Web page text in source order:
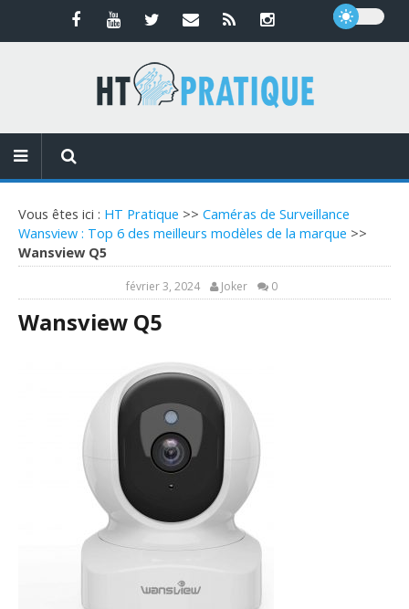
Vous êtes ici : HT Pratique >> Caméras de Surveillance
Wansview : Top 6 des meilleurs modèles de la marque >>
Wansview Q5
février 3, 2024 Joker 0
Wansview Q5